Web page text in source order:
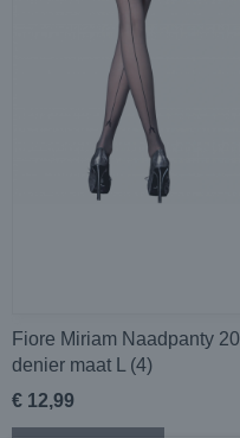
Fiore Miriam Naadpanty 20
denier maat L (4)
€ 12,99